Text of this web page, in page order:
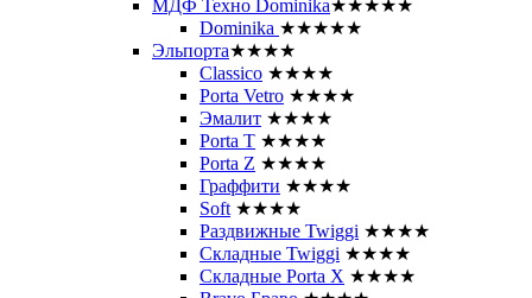
МДФ Техно Dominika★★★★★
Dominika ★★★★★
Эльпорта★★★★
Classico ★★★★
Porta Vetro ★★★★
Эмалит ★★★★
Porta T ★★★★
Porta Z ★★★★
Граффити ★★★★
Soft ★★★★
Раздвижные Twiggi ★★★★
Складные Twiggi ★★★★
Складные Porta X ★★★★